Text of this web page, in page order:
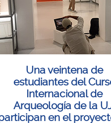
Una veintena de
estudiantes del
Internacional de
Arqueología de la
en el